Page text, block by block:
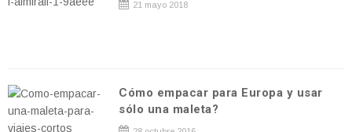
21 mayo 2018
Cómo empacar para Europa y usar
sólo una maleta?